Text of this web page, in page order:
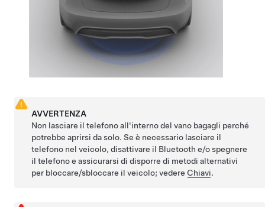
AVVERTENZA
Non lasciare il telefono all'interno del vano bagagli perché
potrebbe aprirsi da solo. Se è necessario lasciare il
telefono nel veicolo, disattivare il Bluetooth e/o spegnere
il telefono e assicurarsi di disporre di metodi alternativi
per bloccare/sbloccare il veicolo; vedere Chiavi.